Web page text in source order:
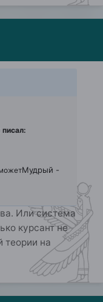
Мудрый -
Или система
курсант не
теории на